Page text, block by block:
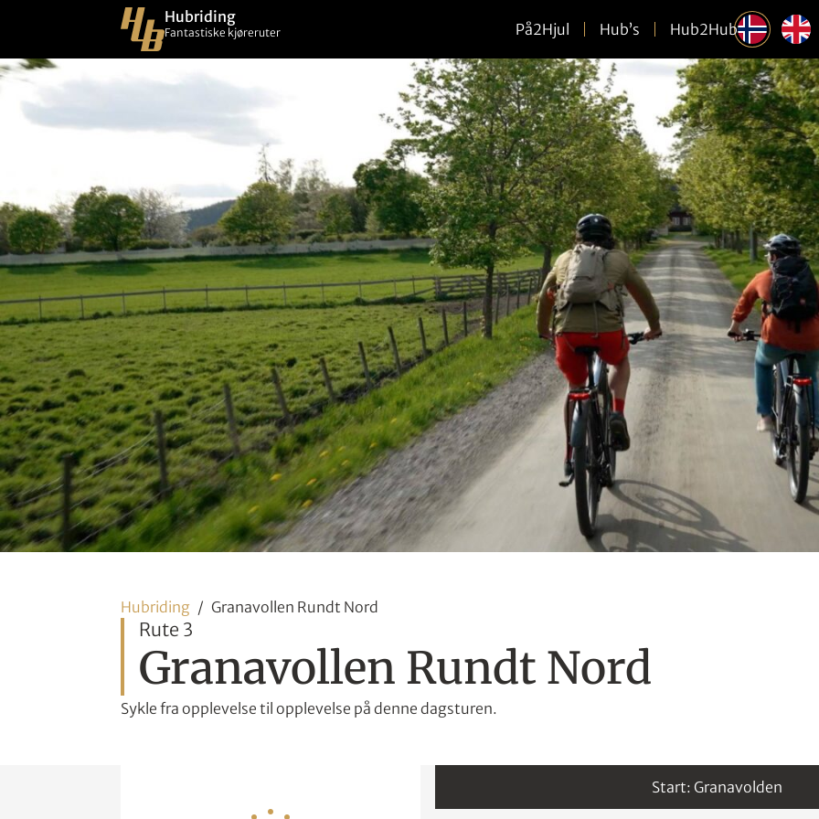
Hubriding
Fantastiske kjøreruter På2Hjul Hub’s Hub2Hub
Hubriding Granavollen Rundt Nord
Rute 3
Granavollen Rundt Nord
Sykle fra opplevelse til opplevelse på denne dagsturen.
Granavolden